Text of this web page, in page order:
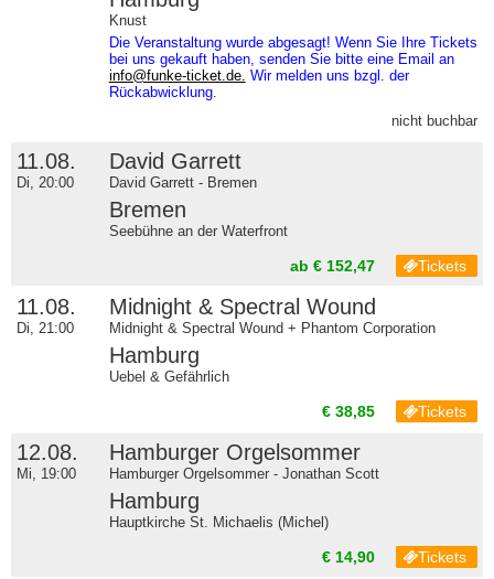
Knust
Die Veranstaltung wurde abgesagt! Wenn Sie Ihre Tickets
bei uns gekauft haben, senden Sie bitte eine Email an
info@funke-ticket.de. Wir melden uns bzgl. der
Rückabwicklung.
nicht buchbar
11.08.
Di, 20:00
David Garrett
David Garrett - Bremen
Bremen
Seebühne an der Waterfront
ab € 152,47 Tickets
11.08.
Di, 21:00
Midnight & Spectral Wound
Midnight & Spectral Wound + Phantom Corporation
Hamburg
Uebel & Gefährlich
€ 38,85 Tickets
12.08.
Mi, 19:00
Hamburger Orgelsommer
Hamburger Orgelsommer - Jonathan Scott
Hamburg
Hauptkirche St. Michaelis (Michel)
€ 14,90 Tickets